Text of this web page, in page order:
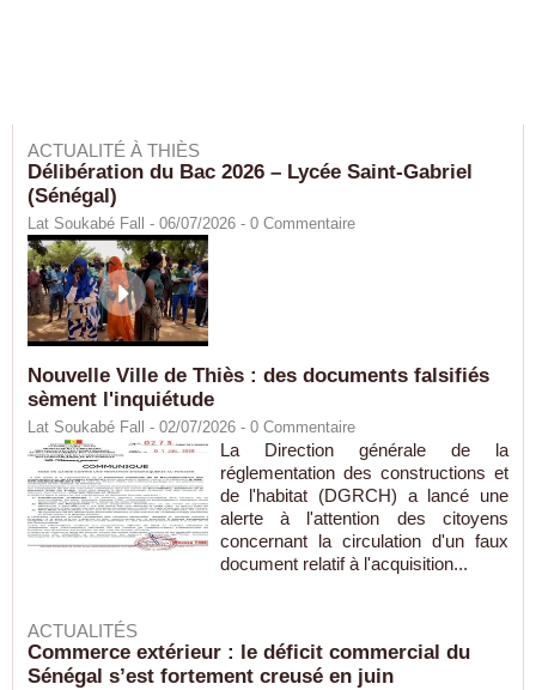
ACTUALITÉ À THIÈS
Délibération du Bac 2026 – Lycée Saint-Gabriel
(Sénégal)
Lat Soukabé Fall - 06/07/2026 - 0 Commentaire
Nouvelle Ville de Thiès : des documents falsifiés
sèment l'inquiétude
Lat Soukabé Fall - 02/07/2026 - 0 Commentaire
La Direction générale de la
réglementation des constructions et
de l'habitat (DGRCH) a lancé une
alerte à l'attention des citoyens
concernant la circulation d'un faux
document relatif à l'acquisition...
ACTUALITÉS
Commerce extérieur : le déficit commercial du
Sénégal s’est fortement creusé en juin